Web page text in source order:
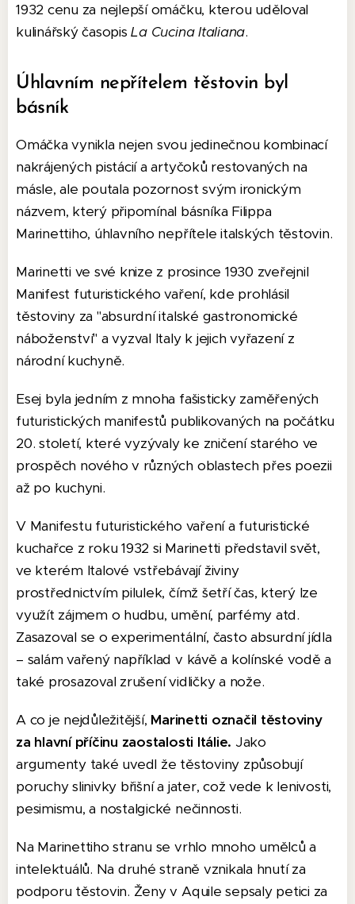
1932 cenu za nejlepší omáčku, kterou uděloval
kulinářský časopisLa Cucina Italiana.
Úhlavním nepřítelem těstovin byl
básník
Omáčka vynikla nejen svou jedinečnou kombinací
nakrájených pistácií a artyčoků restovaných na
másle, ale poutala pozornost svým ironickým
názvem, který připomínal básníka Filippa
Marinettiho, úhlavního nepřítele italských těstovin.
Marinetti ve své knize z prosince 1930 zveřejnil
Manifest futuristického vaření, kde prohlásil
těstoviny za "absurdní italské gastronomické
náboženství" a vyzval Italy k jejich vyřazení z
národní kuchyně.
Esej byla jedním z mnoha fašisticky zaměřených
futuristických manifestů publikovaných na počátku
20. století, které vyzývaly ke zničení starého ve
prospěch nového v různých oblastech přes poezii
až po kuchyni.
V Manifestu futuristického vaření a futuristické
kuchařce z roku 1932 si Marinetti představil svět,
ve kterém Italové vstřebávají živiny
prostřednictvím pilulek, čímž šetří čas, který lze
využít zájmem o hudbu, umění, parfémy atd.
Zasazoval se o experimentální, často absurdní jídla
– salám vařený například v kávě a kolínské vodě a
také prosazoval zrušení vidličky a nože.
A co je nejdůležitější, Marinetti označil těstoviny
za hlavní příčinu zaostalosti Itálie. Jako
argumenty také uvedl že těstoviny způsobují
poruchy slinivky břišní a jater, což vede k lenivosti,
pesimismu, a nostalgické nečinnosti.
Na Marinettiho stranu se vrhlo mnoho umělců a
intelektuálů. Na druhé straně vznikala hnutí za
podporu těstovin. Ženy v Aquile sepsaly petici za